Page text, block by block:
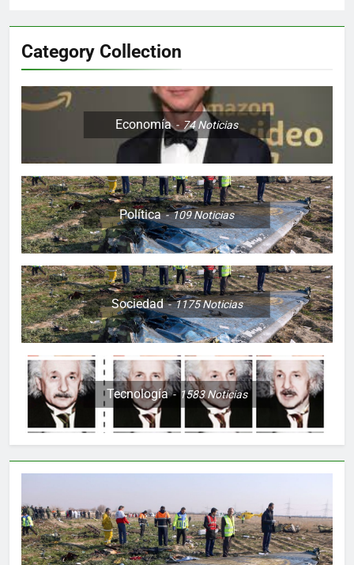
Category Collection
Economía 74Noticias
Política 109Noticias
Sociedad 1175Noticias
Tecnología 1583Noticias